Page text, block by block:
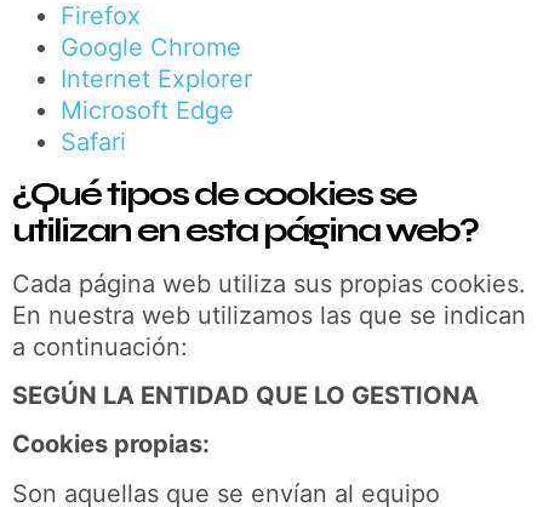
Firefox
Google Chrome
Internet Explorer
Microsoft Edge
Safari
¿Qué tipos de cookies se
utilizan en esta página web?
Cada página web utiliza sus propias cookies.
En nuestra web utilizamos las que se indican
a continuación:
SEGÚN LA ENTIDAD QUE LO GESTIONA
Cookies propias:
Son aquellas que se envían al equipo